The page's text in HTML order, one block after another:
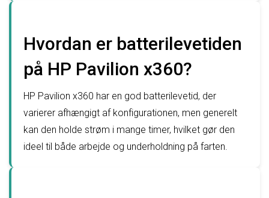
Hvordan er batterilevetiden
på HP Pavilion x360?
HP Pavilion x360 har en god batterilevetid, der
varierer afhængigt af konfigurationen, men generelt
kan den holde strøm i mange timer, hvilket gør den
ideel til både arbejde og underholdning på farten.